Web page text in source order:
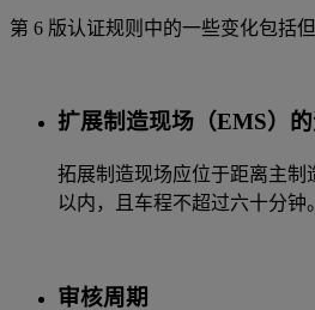
第 6 版认证规则中的一些变化包括但
扩展制造现场（EMS）
拓展制造现场应位于距离主制
以内，且车程不超过六十分钟。
审核周期